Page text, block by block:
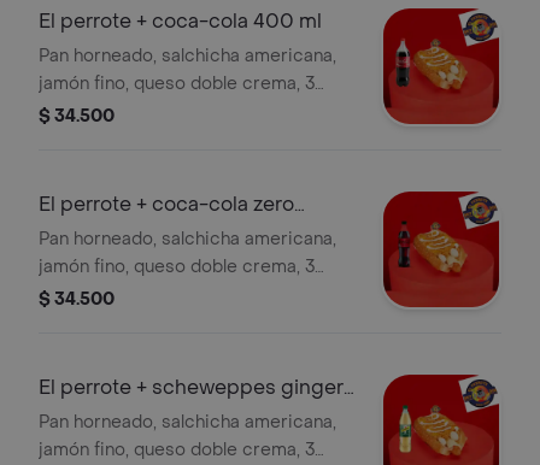
El perrote + coca-cola 400 ml
Pan horneado, salchicha americana,
jamón fino, queso doble crema, 3
huevos de codorniz, cebolla, salsas
$ 34.500
El perrote + coca-cola zero
400ml
Pan horneado, salchicha americana,
jamón fino, queso doble crema, 3
huevos de codorniz, cebolla, salsas
$ 34.500
El perrote + scheweppes ginger
ale
Pan horneado, salchicha americana,
jamón fino, queso doble crema, 3